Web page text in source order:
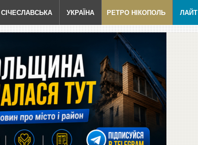
СІЧЕСЛАВСЬКА УКРАЇНА РЕТРО НІКОПОЛЬ ЛАЙТ